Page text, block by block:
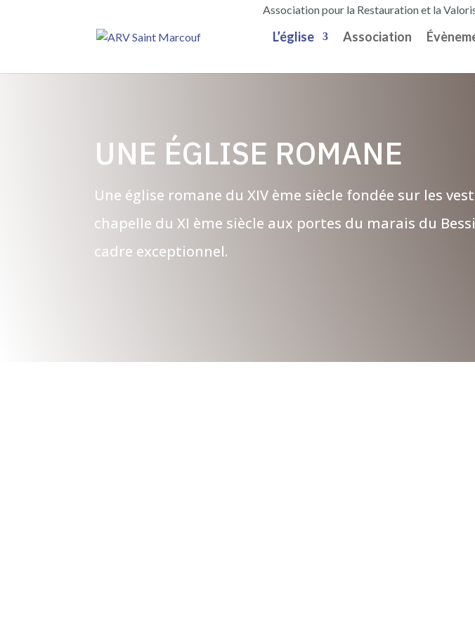
Association pour la Restauration et la
L’église Association
UNE ÉGLISE ROMANE
Une église romane du XIV ème siècle fondée sur les
chapelle du XI ème siècle aux portes du marais du
cadre exceptionnel.